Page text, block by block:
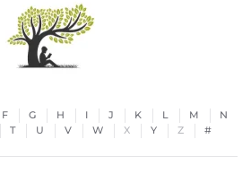
F G H I J K L M
N
T U V W X Y Z #